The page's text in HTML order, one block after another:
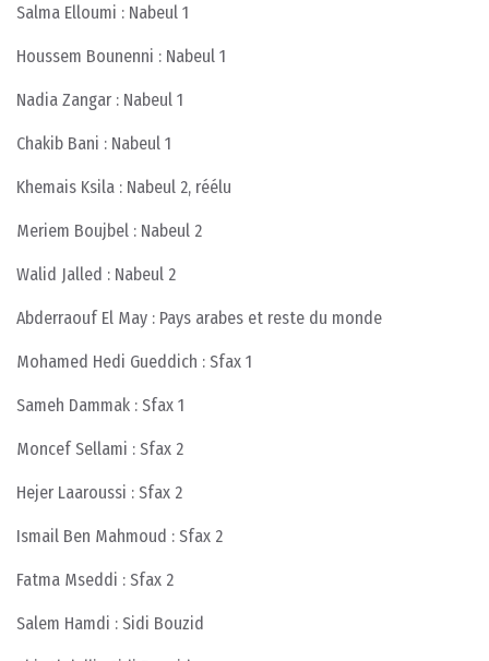
Salma Elloumi : Nabeul 1
Houssem Bounenni : Nabeul 1
Nadia Zangar : Nabeul 1
Chakib Bani : Nabeul 1
Khemais Ksila : Nabeul 2, réélu
Meriem Boujbel : Nabeul 2
Walid Jalled : Nabeul 2
Abderraouf El May : Pays arabes et reste du monde
Mohamed Hedi Gueddich : Sfax 1
Sameh Dammak : Sfax 1
Moncef Sellami : Sfax 2
Hejer Laaroussi : Sfax 2
Ismail Ben Mahmoud : Sfax 2
Fatma Mseddi : Sfax 2
Salem Hamdi : Sidi Bouzid